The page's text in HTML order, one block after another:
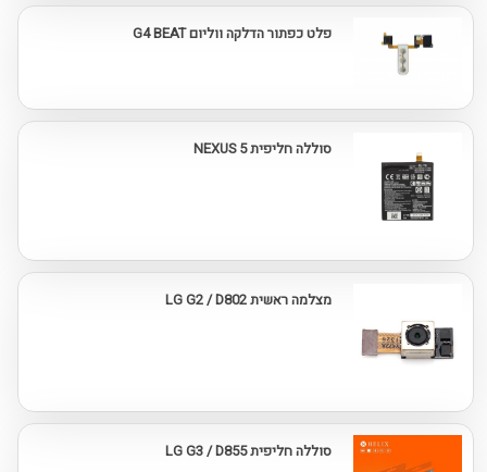
פלט כפתור הדלקה ווליום G4 BEAT
סוללה חליפית NEXUS 5
מצלמה ראשית LG G2 / D802
סוללה חליפית LG G3 / D855